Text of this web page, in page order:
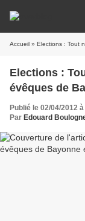
Accueil » Elections : Tout
Elections :
évêques de
Publié le 02/04/2012
Par Edouard